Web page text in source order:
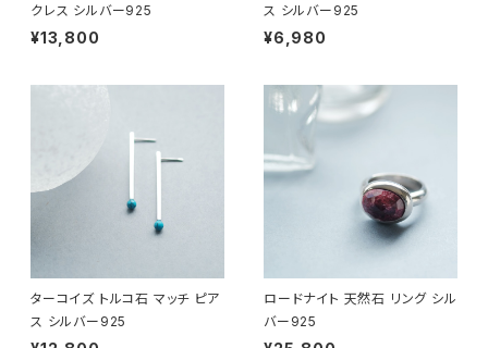
クレス シルバー925
¥13,800
ス シルバー925
¥6,980
ターコイズ トルコ石 マッチ ピア
ス シルバー925
ロードナイト 天然石 リング シル
バー925